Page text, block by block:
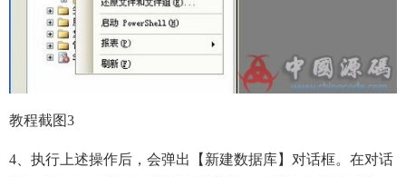
教程截图3
4、执行上述操作后，会弹出【新建数据库】对话框。在对话